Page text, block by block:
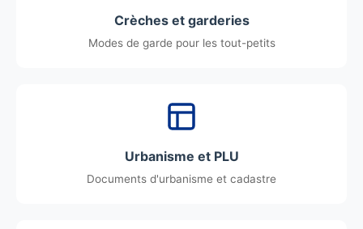
Crèches et garderies
Modes de garde pour les tout-petits
Urbanisme et PLU
Documents d'urbanisme et cadastre